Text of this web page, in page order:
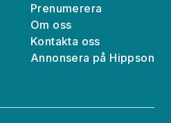
Prenumerera
Om oss
Kontakta oss
Annonsera på Hippson